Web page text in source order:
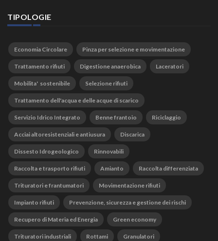
TIPOLOGIE
Economia Circolare Pinza per selezione e movimentazione
Trattamento rifiuti Digestione anaerobica Laceratori
Mobilita' sostenibile Selezione rifiuti
Trattamento dell'acqua e delle acque di scarico
Servizio Idrico Integrato Benne frantoio Riciclaggio
Acciai altoresistenziali e antiusura Discarica
Dissesto Idrogeologico Rinnovabili
Raccolta e trasporto rifiuti Amianto Raccolta differenziata
Trituratori e frantumatori Movimentazione rifiuti
Impianto rifiuti Prevenzione, sicurezza e gestione dei rischi
Recupero di Materia ed Energia Green economy
Trituratori industriali Rottami Granulatori